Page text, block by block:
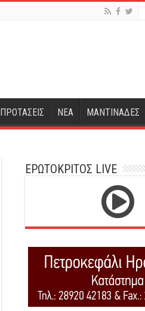
ΠΡΟΤΑΣΕΙΣ ΝΕΑ ΜΑΝΤΙΝΑΔΕΣ
ΕΡΩΤΟΚΡΙΤΟΣ LIVE